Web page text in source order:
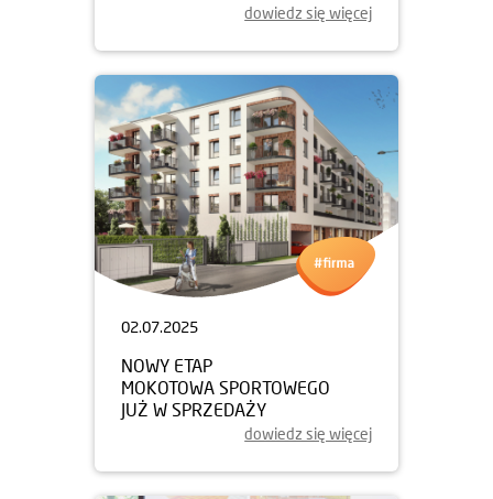
dowiedz się więcej
02.07.2025
NOWY ETAP
MOKOTOWA SPORTOWEGO
JUŻ W SPRZEDAŻY
dowiedz się więcej